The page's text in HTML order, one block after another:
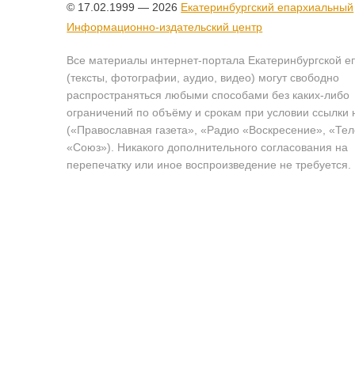
© 17.02.1999 — 2026 Екатеринбургский епархиальный
Информационно-издательский центр
Все материалы интернет-портала Екатеринбургской
(тексты, фотографии, аудио, видео) могут свободно
распространяться любыми способами без каких-либо
ограничений по объёму и срокам при условии ссылки
(«Православная газета», «Радио «Воскресение»,
«Союз»). Никакого дополнительного согласования на
перепечатку или иное воспроизведение не требуется.